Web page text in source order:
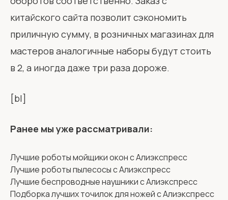
китайского сайта позволит сэкономить
приличную сумму, в розничных магазинах для
мастеров аналогичные наборы будут стоить
в 2, а иногда даже три раза дороже.
[bl]
Ранее мы уже рассматривали:
Лучшие роботы мойщики окон с Алиэкспресс
Лучшие роботы пылесосы с Алиэкспресс
Лучшие беспроводные наушники с Алиэкспресс
Подборка лучших точилок для ножей с Алиэкспресс